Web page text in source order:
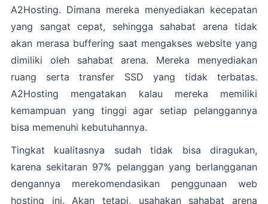
A2Hosting. Dimana mereka menyediakan kecepatan
yang sangat cepat, sehingga sahabat arena tidak
akan merasa buffering saat mengakses website yang
dimiliki oleh sahabat arena. Mereka menyediakan
ruang serta transfer SSD yang tidak terbatas.
A2Hosting mengatakan kalau mereka memiliki
kemampuan yang tinggi agar setiap pelanggannya
bisa memenuhi kebutuhannya.
Tingkat kualitasnya sudah tidak bisa diragukan,
karena sekitaran 97% pelanggan yang berlangganan
dengannya merekomendasikan penggunaan web
hosting ini. Akan tetapi, usahakan sahabat arena